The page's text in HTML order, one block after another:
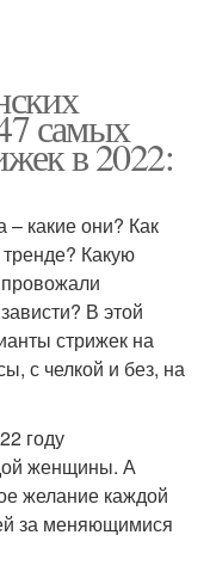
самых
в 2022:
какие они? Как
Какую
В этой
стрижек на
с челкой и без, на
году
женщины. А
желание каждой
за меняющимися